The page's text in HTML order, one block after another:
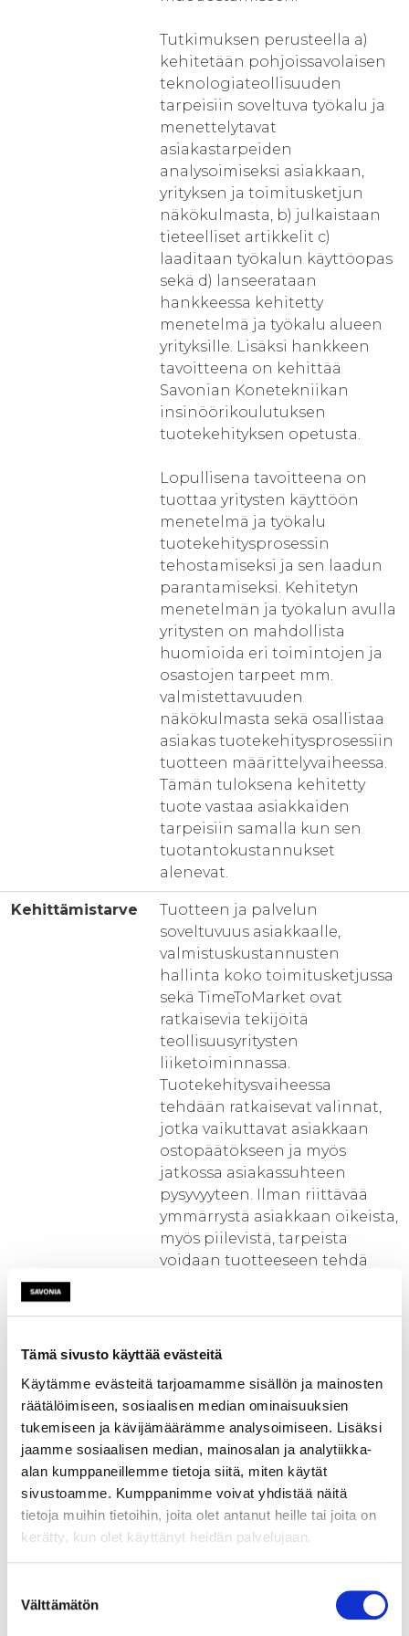
Tämä sivusto käyttää evästeitä
Käytämme evästeitä tarjoamamme sisällön ja mainosten
räätälöimiseen, sosiaalisen median ominaisuuksien
tukemiseen ja kävijämäärämme analysoimiseen. Lisäksi
jaamme sosiaalisen median, mainosalan ja analytiikka-
alan kumppaneillemme tietoja siitä, miten käytät
sivustoamme. Kumppanimme voivat yhdistää näitä
tietoja muihin tietoihin, joita olet antanut heille tai joita on
kerätty, kun olet käyttänyt heidän palvelujaan.
valinta
Välttämätön
Tutkimuksen perusteella a)
kehitetään pohjoissavolaisen
teknologiateollisuuden
tarpeisiin soveltuva työkalu ja
menettelytavat
asiakastarpeiden
analysoimiseksi asiakkaan,
yrityksen ja toimitusketjun
näkökulmasta, b) julkaistaan
tieteelliset artikkelit c)
laaditaan työkalun käyttöopas
sekä d) lanseerataan
hankkeessa kehitetty
menetelmä ja työkalu alueen
yrityksille. Lisäksi hankkeen
tavoitteena on kehittää
Savonian Konetekniikan
insinöörikoulutuksen
tuotekehityksen opetusta.
Lopullisena tavoitteena on
tuottaa yritysten käyttöön
menetelmä ja työkalu
tuotekehitysprosessin
tehostamiseksi ja sen laadun
parantamiseksi. Kehitetyn
menetelmän ja työkalun avulla
yritysten on mahdollista
huomioida eri toimintojen ja
osastojen tarpeet mm.
valmistettavuuden
näkökulmasta sekä osallistaa
asiakas tuotekehitysprosessiin
tuotteen määrittelyvaiheessa.
Tämän tuloksena kehitetty
tuote vastaa asiakkaiden
tarpeisiin samalla kun sen
tuotantokustannukset
alenevat.
Kehittämistarve
Tuotteen ja palvelun
soveltuvuus asiakkaalle,
valmistuskustannusten
hallinta koko toimitusketjussa
sekä TimeToMarket ovat
ratkaisevia tekijöitä
teollisuusyritysten
liiketoiminnassa.
Tuotekehitysvaiheessa
tehdään ratkaisevat valinnat,
jotka vaikuttavat asiakkaan
ostopäätökseen ja myös
jatkossa asiakassuhteen
pysyvyyteen. Ilman riittävää
ymmärrystä asiakkaan oikeista,
myös piilevistä, tarpeista
voidaan tuotteeseen tehdä
tarpeettomasti tuotteen
syvällistä asiakastuntemusta
tuotteesta voi jäädä pois
merkittävää kilpailuetua
kasvattavia ominaisuuksia.
Tämän hankkeen tavoitteena
on kehittää työkalu ja
menetelmä, jonka avulla
yritykset pystyvät nopeaan
tuotekehitykseen asiakkaan ja